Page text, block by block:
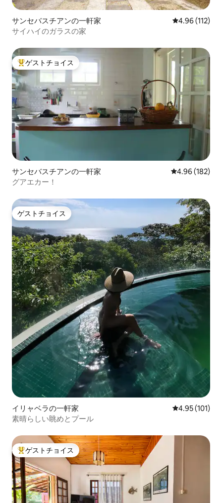
サンセバスチアンの一軒家 レビュー112
4.96 (112)
サイハイのガラスの家
大好評のゲストチョイスです。
ゲストチョイス
サンセバスチアンの一軒家 レビュー182
4.96 (182)
グアエカー！
ゲストチョイス
ゲストチョイス
イリャベラの一軒家 レビュー101
4.95 (101)
素晴らしい眺めとプール
大好評のゲストチョイスです。
ゲストチョイス